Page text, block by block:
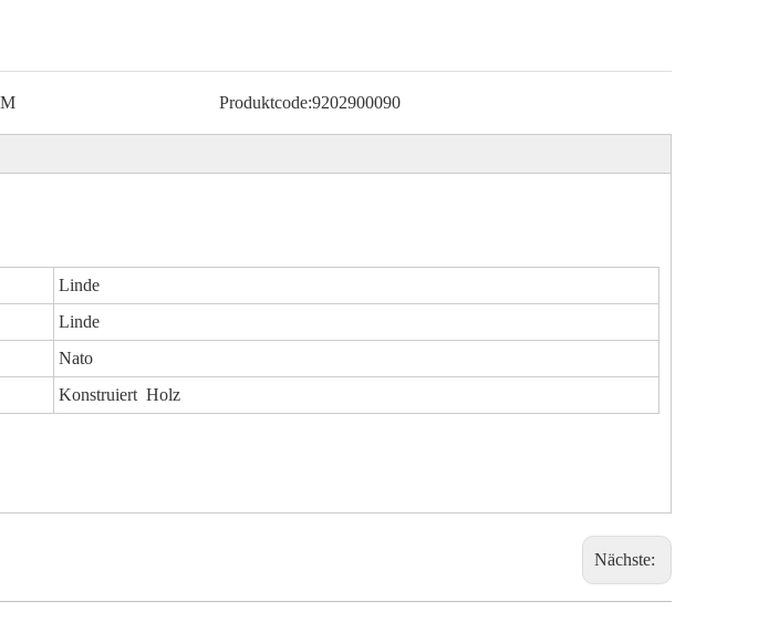
Produktcode:9202900090
Linde
Linde
Nato
Konstruiert Holz
Nächste: